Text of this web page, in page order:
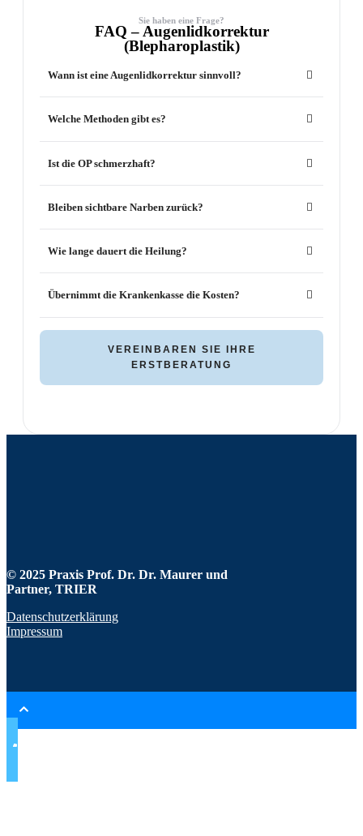
Sie haben eine Frage?
FAQ – Augenlidkorrektur
(Blepharoplastik)
Wann ist eine Augenlidkorrektur sinnvoll?
Welche Methoden gibt es?
Ist die OP schmerzhaft?
Bleiben sichtbare Narben zurück?
Wie lange dauert die Heilung?
Übernimmt die Krankenkasse die Kosten?
VEREINBAREN SIE IHRE
ERSTBERATUNG
© 2025 Praxis Prof. Dr. Dr. Maurer und
Partner, TRIER
Datenschutzerklärung
Impressum